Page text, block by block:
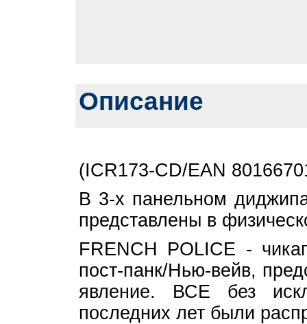
Описание
(ICR173-CD/EAN
В 3-х панельном
представлены в
FRENCH POLICE -
пост-панк/Нью-вейв,
явление. ВСЕ без
последних лет были